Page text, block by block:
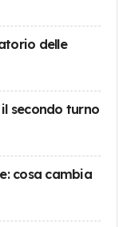
delle
il secondo turno
cosa cambia